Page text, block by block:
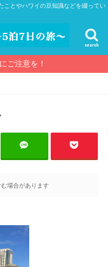
ことやハワイの豆知識などを綴ってい
search
ご注意を！
場合があります